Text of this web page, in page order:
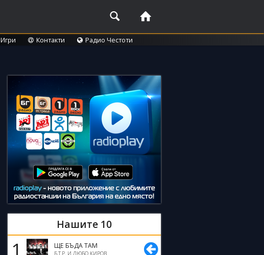
Игри Контакти Радио Честоти
Нашите 10
1 ЩЕ БЪДА ТАМ
Б.Т.Р. И ЛЮБО КИРОВ